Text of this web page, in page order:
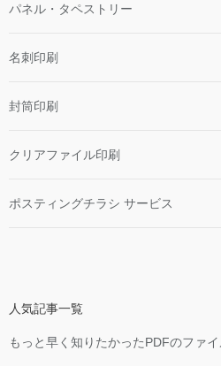
パネル・タペストリー
名刺印刷
封筒印刷
クリアファイル印刷
ポスティングチラシ サービス
人気記事一覧
もっと早く知りたかったPDFのファ